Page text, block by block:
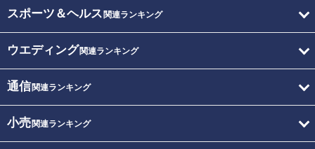
スポーツ＆ヘルス 関連ランキング
ウエディング関連ランキング
通信関連ランキング
小売関連ランキング